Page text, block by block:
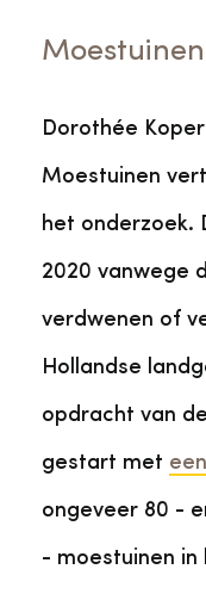
Dorothée
Moestuinen
het onderzoek.
2020 vanwege
verdwenen of
Hollandse
opdracht van
gestart met
ongeveer 80 -
- moestuinen in